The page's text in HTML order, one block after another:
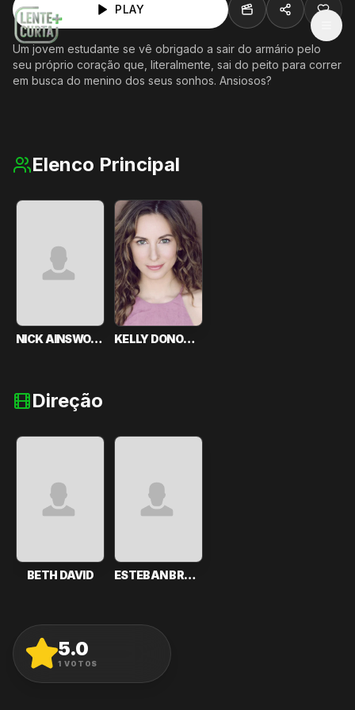
PLAY
Um jovem estudante se vê obrigado a sair do armário pelo
seu próprio coração que, literalmente, sai do peito para correr
em busca do menino dos seus sonhos. Ansiosos?
Elenco Principal
NICK AINSWORTH KELLY DONOHUE
Direção
BETH DAVID ESTEBAN BRAVO
5.0
1 VOTOS